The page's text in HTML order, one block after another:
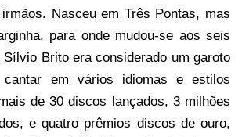
Nasceu em Três Pontas, mas
para onde mudou-se aos seis
Sílvio Brito era considerado um garoto
em vários idiomas e estilos
de 30 discos lançados, 3 milhões
e quatro prêmios discos de ouro,